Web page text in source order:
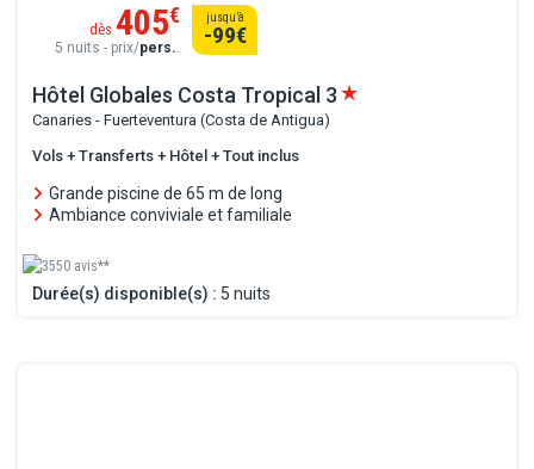
Hôtel Globales Costa Tropical 3
Canaries - Fuerteventura (Costa de Antigua)
Vols + Transferts + Hôtel + Tout inclus
Grande piscine de 65 m de long
Ambiance conviviale et familiale
3550 avis**
Durée(s) disponible(s) : 5 nuits
dès 405€
5 nuits - prix/pers..
jusqu’à
-99€